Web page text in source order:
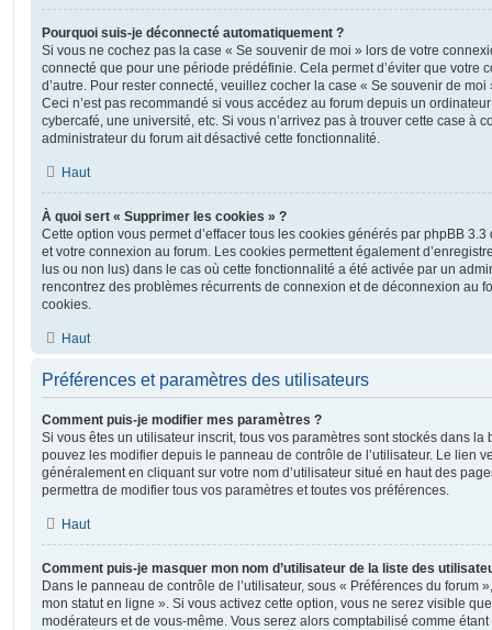
Pourquoi suis-je déconnecté automatiquement ?
Si vous ne cochez pas la case « Se souvenir de moi » lors de votre
connecté que pour une période prédéfinie. Cela permet d’éviter que votre
d’autre. Pour rester connecté, veuillez cocher la case « Se souvenir de
Ceci n’est pas recommandé si vous accédez au forum depuis un
cybercafé, une université, etc. Si vous n’arrivez pas à trouver cette case à
administrateur du forum ait désactivé cette fonctionnalité.
Haut
À quoi sert « Supprimer les cookies » ?
Cette option vous permet d’effacer tous les cookies générés par phpBB
et votre connexion au forum. Les cookies permettent également
lus ou non lus) dans le cas où cette fonctionnalité a été activée par un
rencontrez des problèmes récurrents de connexion et de déconnexion au
cookies.
Haut
Préférences et paramètres des utilisateurs
Comment puis-je modifier mes paramètres ?
Si vous êtes un utilisateur inscrit, tous vos paramètres sont stockés dans la
pouvez les modifier depuis le panneau de contrôle de l’utilisateur. Le lien
généralement en cliquant sur votre nom d’utilisateur situé en haut des
permettra de modifier tous vos paramètres et toutes vos préférences.
Haut
Comment puis-je masquer mon nom d’utilisateur de la liste des
Dans le panneau de contrôle de l’utilisateur, sous « Préférences du forum
mon statut en ligne ». Si vous activez cette option, vous ne serez visible
modérateurs et de vous-même. Vous serez alors comptabilisé comme